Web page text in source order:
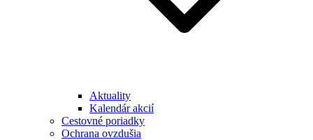
Aktuality
Kalendár akcií
Cestovné poriadky
Ochrana ovzdušia